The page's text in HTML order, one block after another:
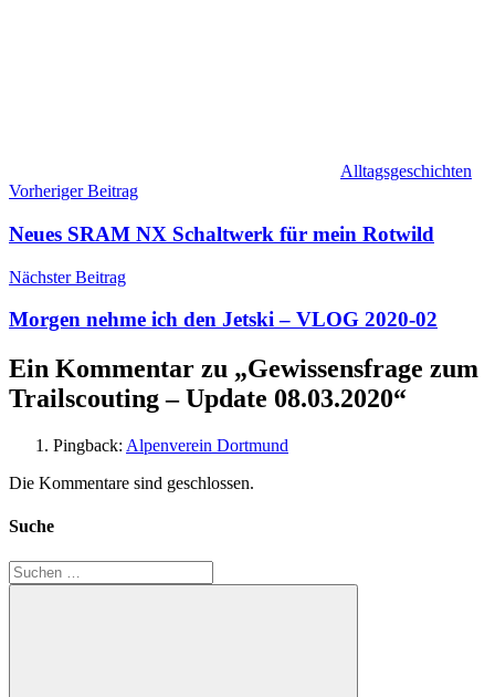
Alltagsgeschichten
Beitragsnavigation
Vorheriger Beitrag
Neues SRAM NX Schaltwerk für mein Rotwild
Nächster Beitrag
Morgen nehme ich den Jetski – VLOG 2020-02
Ein Kommentar zu „Gewissensfrage zum
Trailscouting – Update 08.03.2020“
Pingback: Alpenverein Dortmund
Die Kommentare sind geschlossen.
Suche
Suchen
nach: